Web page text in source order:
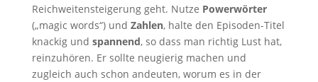
Reichweitensteigerung geht. Nutze Powerwörter
(„magic words“) und Zahlen, halte den Episoden-Titel
knackig und spannend, so dass man richtig Lust hat,
reinzuhören. Er sollte neugierig machen und
zugleich auch schon andeuten, worum es in der